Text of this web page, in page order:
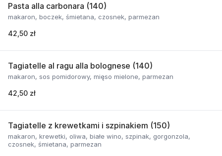
Pasta alla carbonara (140)
makaron, boczek, śmietana, czosnek, parmezan
42,50 zł
Tagiatelle al ragu alla bolognese (140)
makaron, sos pomidorowy, mięso mielone, parmezan
42,50 zł
Tagiatelle z krewetkami i szpinakiem (150)
makaron, krewetki, oliwa, białe wino, szpinak, gorgonzola,
czosnek, śmietana, parmezan